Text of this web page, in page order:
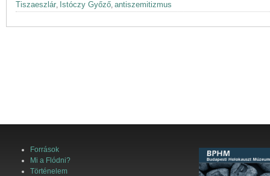
Tiszaeszlár, Istóczy Győző, antiszemitizmus
Források
Mi a Flódni?
Történelem